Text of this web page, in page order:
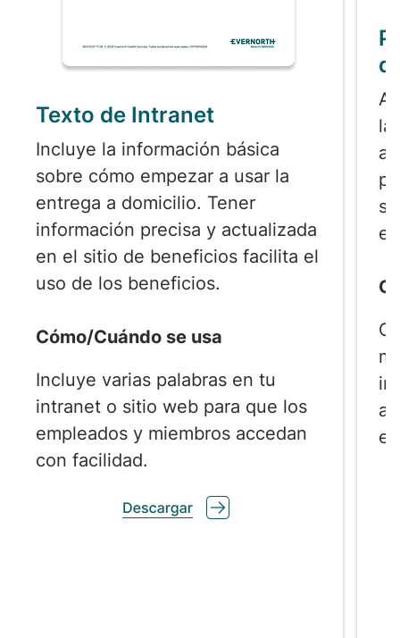
Texto de Intranet
Incluye la información básica
sobre cómo empezar a usar la
entrega a domicilio. Tener
información precisa y actualizada
en el sitio de beneficios facilita el
uso de los beneficios.
Cómo/Cuándo se usa
Incluye varias palabras en tu
intranet o sitio web para que los
empleados y miembros accedan
con facilidad.
la